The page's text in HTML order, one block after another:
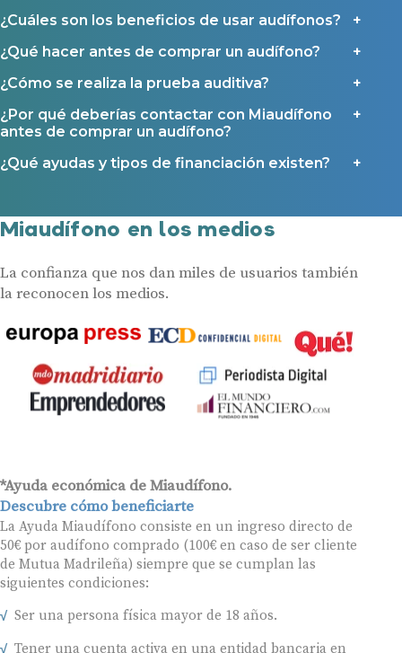
¿Cuáles son los beneficios de usar audífonos?
¿Qué hacer antes de comprar un audífono?
¿Cómo se realiza la prueba auditiva?
¿Por qué deberías contactar con Miaudífono
antes de comprar un audífono?
¿Qué ayudas y tipos de financiación existen?
Miaudífono en los medios
La confianza que nos dan miles de usuarios también
la reconocen los medios.
*Ayuda económica de Miaudífono.
Descubre cómo beneficiarte
La Ayuda Miaudífono consiste en un ingreso directo de
50€ por audífono comprado (100€ en caso de ser cliente
de Mutua Madrileña) siempre que se cumplan las
siguientes condiciones:
Ser una persona física mayor de 18 años.
Tener una cuenta activa en una entidad bancaria en